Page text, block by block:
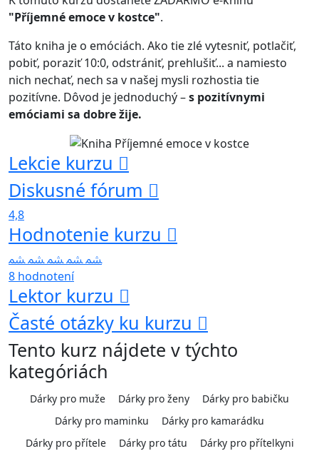
"Příjemné emoce v kostce".
Táto kniha je o emóciách. Ako tie zlé vytesniť, potlačiť,
pobiť, poraziť 10:0, odstrániť, prehlušiť... a namiesto
nich nechať, nech sa v našej mysli rozhostia tie
pozitívne. Dôvod je jednoduchý –s pozitívnymi
emóciami sa dobre žije.
Lekcie kurzu
Diskusné fórum
4,8
Hodnotenie kurzu
8 hodnotení
Lektor kurzu
Časté otázky ku kurzu
Tento kurz nájdete v týchto
kategóriách
Dárky pro muže Dárky pro ženy
Dárky pro babičku
Dárky pro maminku
Dárky pro kamarádku
Dárky pro přítele
Dárky pro tátu Dárky pro přítelkyni